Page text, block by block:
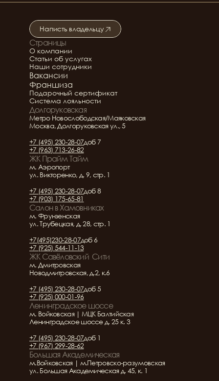
ногтевого сервиса
Страницы
О компании
Статьи об услугах
Наши сотрудники
Вакансии
Франшиза
Подарочный сертификат
Система лояльности
Написть владельцу
Подробнее о салоне
Долгоруковская
Метро Новослободская/Маяковская
Москва, Долгоруковская ул., 5
+7 (495) 230-28-07доб 7
+7 (963) 713-26-82
ЖК Прайм Тайм
м. Аэропорт
ул. Викторенко, д. 9, стр. 1
+7 (495) 230-28-07доб 8
+7 (903) 175-65-81
Салон в Хамовниках
м. Фрунзенская
ул. Трубецкая, д. 28, стр. 1
+7(495)230-28-07доб 6
+7 (925) 544-11-13
ЖК Савёловский  Сити
м. Дмитровская
Новодмитровская, д.2, к.6
+7 (495) 230-28-07доб 5
+7 (925) 000-01-96
Ленинградское шоссе
м. Войковская | МЦК Балтийская
Ленинградское шоссе д. 25 к. 3
+7 (495) 230-28-07доб 1
+7 (967) 299-28-62
Большая Академическая
м.Войковская | м.Петровско-разумовская
ул. Большая Академическая д. 45, к. 1